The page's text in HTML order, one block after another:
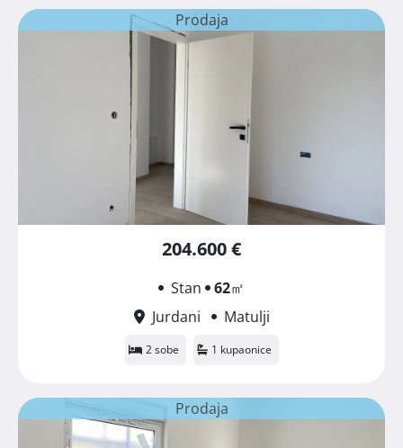
Prodaja
204.600 €
Stan 62㎡
Jurdani
Matulji
2 sobe 1 kupaonice
Prodaja